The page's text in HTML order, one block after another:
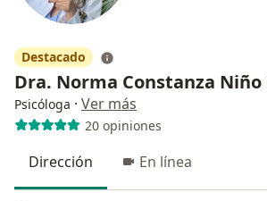
Destacado
Dra. Norma Constanza Niño
Psicóloga · Ver más
20 opiniones
Dirección En línea